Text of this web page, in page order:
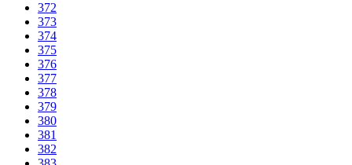
372
373
374
375
376
377
378
379
380
381
382